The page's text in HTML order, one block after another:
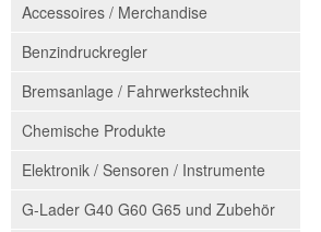
Accessoires / Merchandise
Benzindruckregler
Bremsanlage / Fahrwerkstechnik
Chemische Produkte
Elektronik / Sensoren / Instrumente
G-Lader G40 G60 G65 und Zubehör